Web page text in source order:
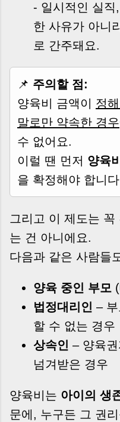
- 일시적인 실직
한 사유가 아니
로 간주돼요.
📌 주의할 점:
양육비 금액이 정
말로만 약속한 경우
수 없어요.
이럴 땐 먼저 양육
을 확정해야 합니
그리고 이 제도는
는 건 아니에요.
다음과 같은 사람들
양육 중인 부모
법정대리인 –
할 수 없는 경우
상속인 – 양육
넘겨받은 경우
양육비는 아이의 생
문에, 누구든 그 권